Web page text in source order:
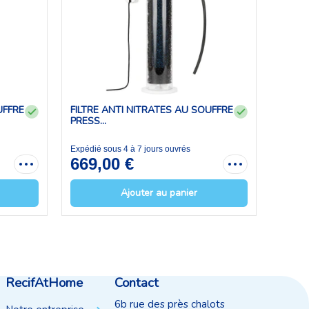
FILTRE ANTI NITRATES AU SOUFFRE
PRESS...
Expédié sous 4 à 7 jours ouvrés
669,00 €
Ajouter au panier
RecifAtHome Contact
6b rue des près chalots